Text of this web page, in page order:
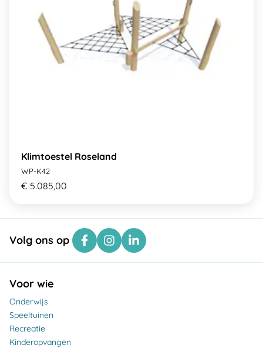
Klimtoestel Roseland
WP-K42
€ 5.085,00
Volg ons op
Voor wie
Onderwijs
Speeltuinen
Recreatie
Kinderopvangen